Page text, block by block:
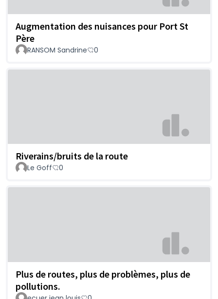
Augmentation des nuisances pour Port St
Père
RANSOM Sandrine 0
Riverains/bruits de la route
Le Goff 0
Plus de routes, plus de problèmes, plus de
pollutions.